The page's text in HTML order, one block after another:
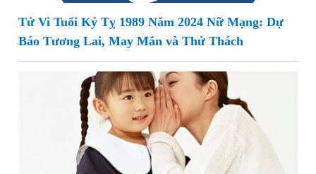
Tử Vi Tuổi Kỷ Tỵ 1989 Năm 2024 Nữ Mạng: Dự
Báo Tương Lai, May Mắn và Thử Thách